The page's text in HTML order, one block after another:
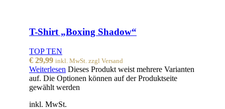
T-Shirt „Boxing Shadow“
TOP TEN
€ 29,99 inkl. MwSt. zzgl Versand
Weiterlesen Dieses Produkt weist mehrere Varianten
auf. Die Optionen können auf der Produktseite
gewählt werden
inkl. MwSt.